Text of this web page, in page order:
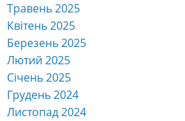
Травень 2025
Квітень 2025
Березень 2025
Лютий 2025
Січень 2025
Грудень 2024
Листопад 2024